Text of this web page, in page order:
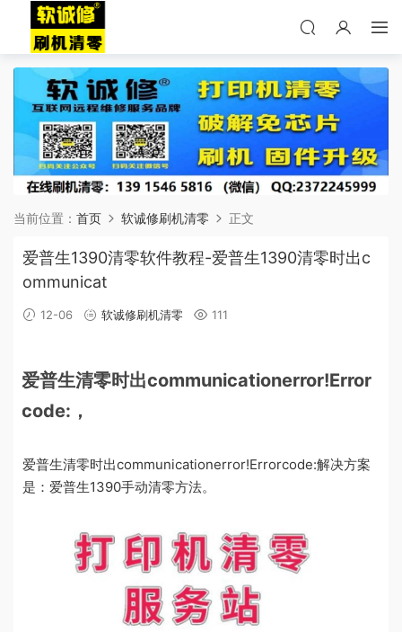
当前位置： 首页 软诚修刷机清零 正文
爱普生1390清零软件教程-爱普生1390清零时出c
ommunicat
12-06 软诚修刷机清零 111
爱普生清零时出communicationerror!Error
code:，
爱普生清零时出communicationerror!Errorcode:解决方案
是：爱普生1390手动清零方法。